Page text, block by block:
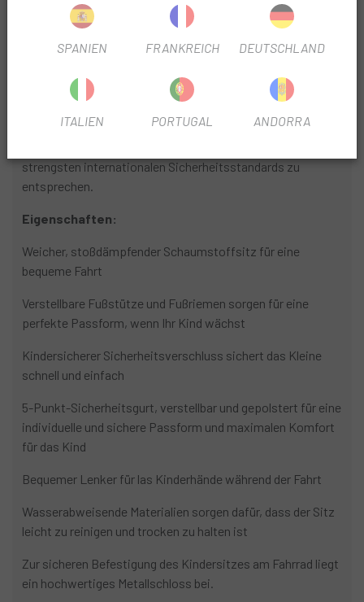
PRODUKTINFORMATION
Der Thule Yepp 2 mini ist für sichere Fahrradtouren
verfügt über einen einzigartigen 5-Punkt-Sicherheitsgurt.
dieser Sitz im Thule Test Center und unter realen
strengsten internationalen Sicherheitsstandards zu
entsprechen.
Eigenschaften:
Weicher, stoßdämpfender Schaumstoffsitz für eine
bequeme Fahrt
Verstellbare Fußstütze und Fußriemen sorgen für eine
perfekte Passform, wenn Ihr Kind wächst
Kindersicherer Sicherheitsverschluss sichert das Kleine
schnell und einfach
5-Punkt-Sicherheitsgurt, verstellbar und gepolstert für eine
individuelle und sichere Passform und maximalen Komfort
für das Kind
Bequemer Lenker für las Kinderhände während der Fahrt
Wasserabweisende Materialien sorgen dafür, dass der Sitz
leicht zu reinigen und trocken zu halten ist
Zur sicheren Befestigung des Kindersitzes am Fahrrad liegt
ein hochwertiges Metallschloss bei.
SPANIEN FRANKREICH DEUTSCHLAND
ITALIEN PORTUGAL ANDORRA